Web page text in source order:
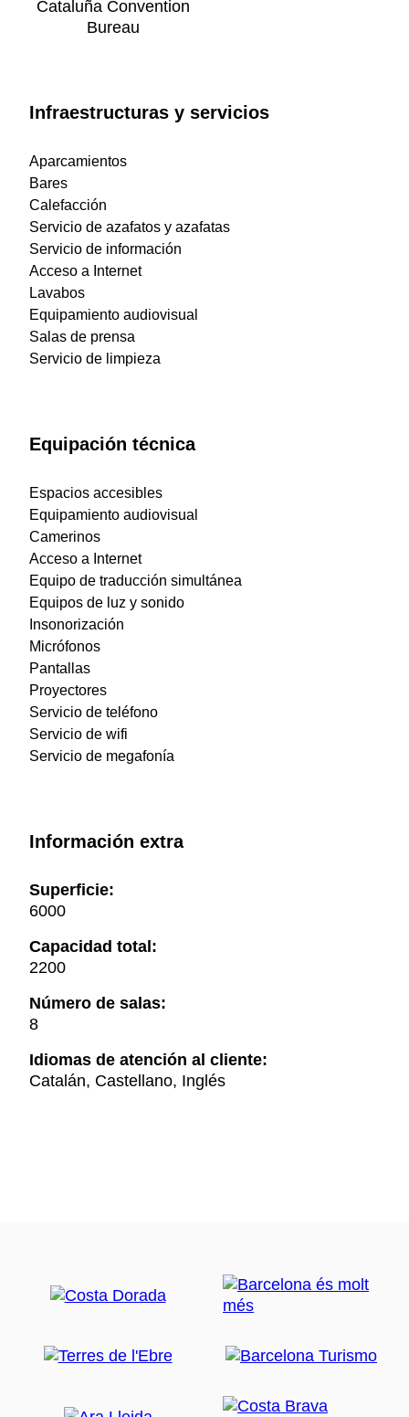
Cataluña Convention
Bureau
Infraestructuras y servicios
Aparcamientos
Bares
Calefacción
Servicio de azafatos y azafatas
Servicio de información
Acceso a Internet
Lavabos
Equipamiento audiovisual
Salas de prensa
Servicio de limpieza
Equipación técnica
Espacios accesibles
Equipamiento audiovisual
Camerinos
Acceso a Internet
Equipo de traducción simultánea
Equipos de luz y sonido
Insonorización
Micrófonos
Pantallas
Proyectores
Servicio de teléfono
Servicio de wifi
Servicio de megafonía
Información extra
Superficie:
6000
Capacidad total:
2200
Número de salas:
8
Idiomas de atención al cliente:
Catalán, Castellano, Inglés